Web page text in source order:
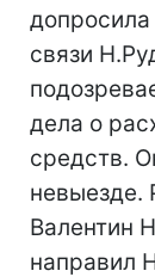
связи
дела о
средств.
невыезде.
Валентин
направил